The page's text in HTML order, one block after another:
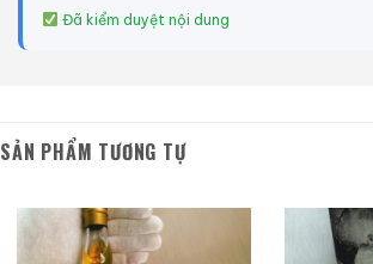
Đã kiểm duyệt nội dung
SẢN PHẨM TƯƠNG TỰ